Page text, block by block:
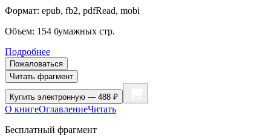
Формат: epub, fb2, pdfRead, mobi
Объем: 154 бумажных стр.
Подробнее
Пожаловаться
Читать фрагмент
Купить электронную — 488 ₽
О книгеОглавлениеЧитать
Бесплатный фрагмент